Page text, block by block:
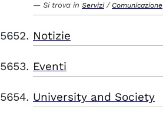
Si trova in Servizi / Comunicazione
Notizie
Eventi
University and Society